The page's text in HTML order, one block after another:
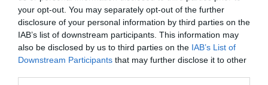
your opt-out. You may separately opt-out of the further
disclosure of your personal information by third parties on the
IAB’s list of downstream participants. This information may
also be disclosed by us to third parties on the IAB’s List of
Downstream Participants that may further disclose it to other
Ayuntamiento de Madrid